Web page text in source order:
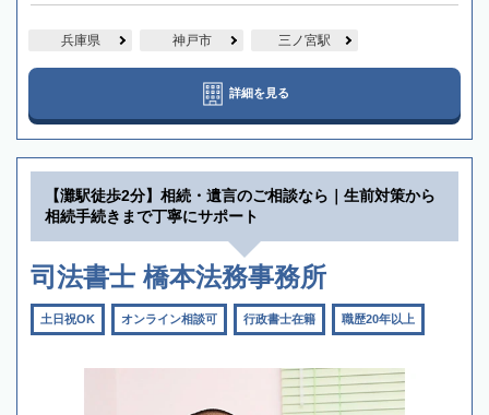
兵庫県 神戸市 三ノ宮駅
詳細を見る
【灘駅徒歩2分】相続・遺言のご相談なら｜生前対策から
相続手続きまで丁寧にサポート
司法書士 橋本法務事務所
土日祝OK オンライン相談可 行政書士在籍 職歴20年以上